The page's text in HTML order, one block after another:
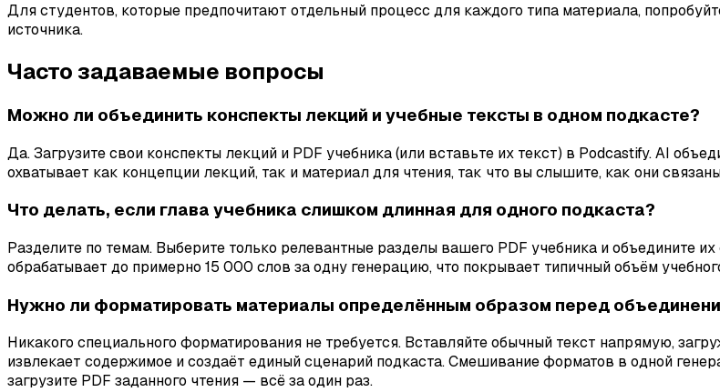
Для студентов, которые предпочитают отдельный процесс для каждого типа материала,
источника.
Часто задаваемые вопросы
Можно ли объединить конспекты лекций и учебные тексты в одном подкасте?
Да. Загрузите свои конспекты лекций и PDF учебника (или вставьте их текст) в Podcastify. AI
охватывает как концепции лекций, так и материал для чтения, так что вы слышите, как они
Что делать, если глава учебника слишком длинная для одного подкаста?
Разделите по темам. Выберите только релевантные разделы вашего PDF учебника и объедините
обрабатывает до примерно 15 000 слов за одну генерацию, что покрывает типичный объём
Нужно ли форматировать материалы определённым образом перед
Никакого специального форматирования не требуется. Вставляйте обычный текст напрямую,
извлекает содержимое и создаёт единый сценарий подкаста. Смешивание форматов в одной
загрузите PDF заданного чтения — всё за один раз.